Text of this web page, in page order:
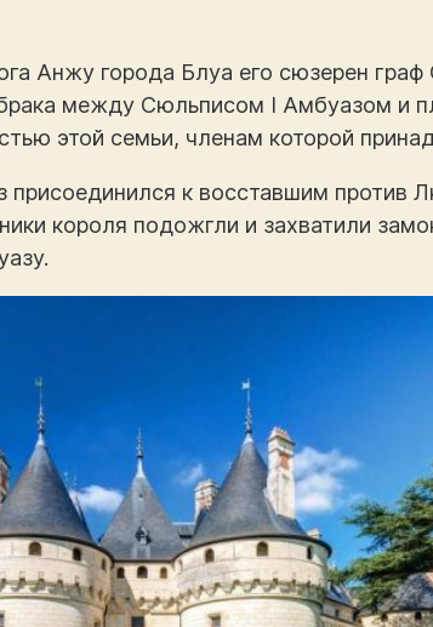
Анжу города Блуа его сюзерен
между Сюльписом I Амбуазом и
этой семьи, членам которой
присоединился к восставшим против
короля подожгли и захватили